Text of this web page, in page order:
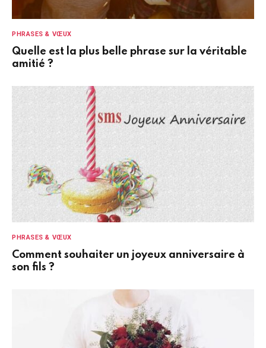
PHRASES & VŒUX
Quelle est la plus belle phrase sur la véritable
amitié ?
PHRASES & VŒUX
Comment souhaiter un joyeux anniversaire à
son fils ?